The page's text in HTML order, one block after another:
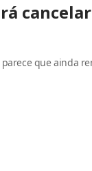
que ainda